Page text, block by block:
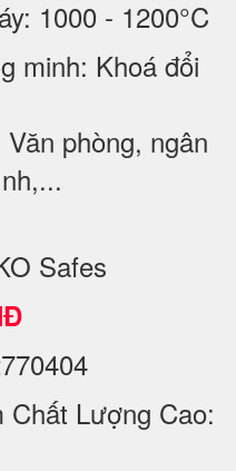
1000 - 1200°C
minh: Khoá đổi
phòng, ngân
Safes
Chất Lượng Cao: